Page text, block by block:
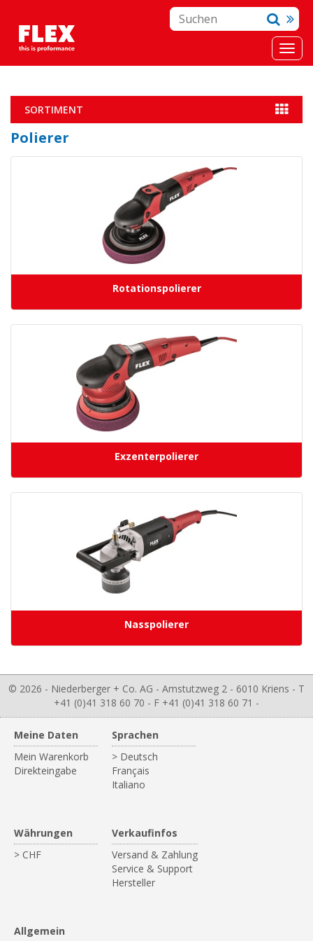
SORTIMENT
Polierer
Rotationspolierer
Exzenterpolierer
Nasspolierer
© 2026 - Niederberger + Co. AG - Amstutzweg 2 - 6010 Kriens - T
+41 (0)41 318 60 70 - F +41 (0)41 318 60 71 -
Meine Daten
Mein Warenkorb
Direkteingabe
Sprachen
> Deutsch
Français
Italiano
Währungen
> CHF
Verkaufinfos
Versand & Zahlung
Service & Support
Hersteller
Allgemein